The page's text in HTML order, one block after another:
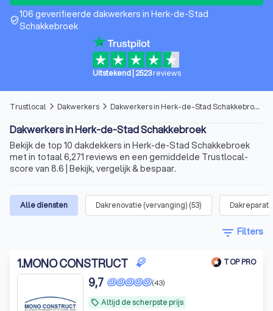
verified_user
106 geverifieerde dakwerkers in Herk-de-Stad
Schakkebroek
Uitstekend| 2523 reviews
Trustlocal arrow_forward_ios Dakwerkers arrow_forward_ios Dakwerkers in Herk-de-Stad Schakkebroek
Dakwerkers in Herk-de-Stad Schakkebroek
Bekijk de top 10 dakdekkers in Herk-de-Stad Schakkebroek
met in totaal 6,271 reviews en een gemiddelde Trustlocal-
score van 8.6 | Bekijk, vergelijk & bespaar.
Alle diensten Dakrenovatie (vervanging) (53)
filter_list Filters
1.MONO CONSTRUCT TOP PRO
local_offer Altijd de scherpste prijs
(43)
9,7